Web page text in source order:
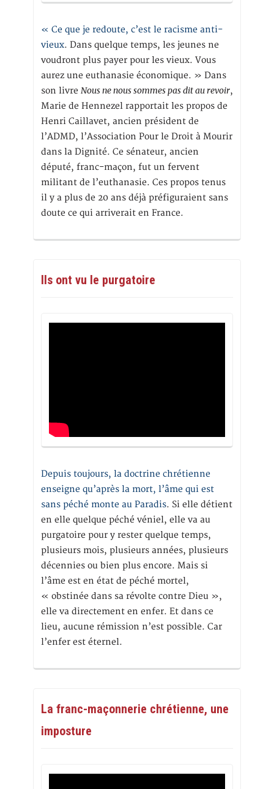
« Ce que je redoute, c’est le racisme anti-
vieux. Dans quelque temps, les jeunes ne
voudront plus payer pour les vieux. Vous
aurez une euthanasie économique. » Dans
son livre Nous ne nous sommes pas dit au revoir,
Marie de Hennezel rapportait les propos de
Henri Caillavet, ancien président de
l’ADMD, l’Association Pour le Droit à Mourir
dans la Dignité. Ce sénateur, ancien
député, franc-maçon, fut un fervent
militant de l’euthanasie. Ces propos tenus
il y a plus de 20 ans déjà préfiguraient sans
doute ce qui arriverait en France.
Ils ont vu le purgatoire
Depuis toujours, la doctrine chrétienne
enseigne qu’après la mort, l’âme qui est
sans péché monte au Paradis. Si elle détient
en elle quelque péché véniel, elle va au
purgatoire pour y rester quelque temps,
plusieurs mois, plusieurs années, plusieurs
décennies ou bien plus encore. Mais si
l’âme est en état de péché mortel,
« obstinée dans sa révolte contre Dieu »,
elle va directement en enfer. Et dans ce
lieu, aucune rémission n’est possible. Car
l’enfer est éternel.
La franc-maçonnerie chrétienne, une
imposture